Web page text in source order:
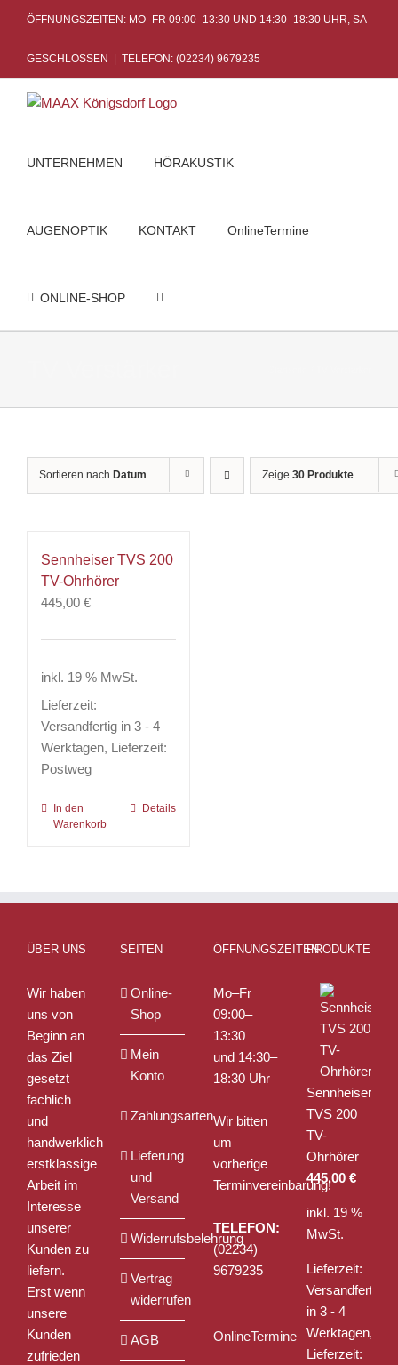
content
ÖFFNUNGSZEITEN: MO–FR 09:00–13:30 UND 14:30–18:30 UHR, SA
GESCHLOSSEN TELEFON: (02234) 9679235
UNTERNEHMEN HÖRAKUSTIK
AUGENOPTIK KONTAKT OnlineTermine
ONLINE-SHOP
Sortieren nach Datum Zeige 30 Produkte
Sennheiser TVS 200
TV-Ohrhörer
445,00 €
inkl. 19 % MwSt.
Lieferzeit:
Versandfertig in 3 - 4
Werktagen, Lieferzeit:
Postweg
In den
Warenkorb
Details
ÜBER UNS
Wir haben
uns von
Beginn an
das Ziel
gesetzt
fachlich
und
handwerklich
erstklassige
Arbeit im
Interesse
unserer
Kunden zu
liefern.
Erst wenn
unsere
Kunden
zufrieden
SEITEN
Online-
Shop
Mein
Konto
Zahlungsarten
Lieferung
und
Versand
Widerrufsbelehrung
Vertrag
widerrufen
AGB
ÖFFNUNGSZEITEN
Mo–Fr
09:00–
13:30
und 14:30–
18:30 Uhr
Wir bitten
um
vorherige
Terminvereinbarung!
TELEFON:
(02234)
9679235
OnlineTermine
PRODUKTE
Sennheiser
TVS 200
TV-
Ohrhörer
445,00 €
inkl. 19 %
MwSt.
Lieferzeit:
Versandfertig
in 3 - 4
Werktagen,
Lieferzeit: